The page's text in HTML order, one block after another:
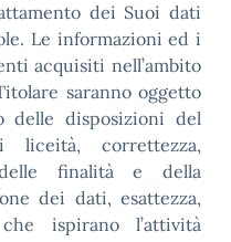
dei Suoi dati
Le informazioni ed i
acquisiti nell’ambito
saranno oggetto
delle disposizioni del
liceità, correttezza,
delle finalità e della
dei dati, esattezza,
ispirano l’attività